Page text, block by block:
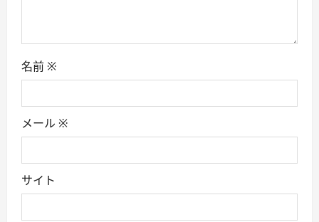
名前 ※
メール ※
サイト